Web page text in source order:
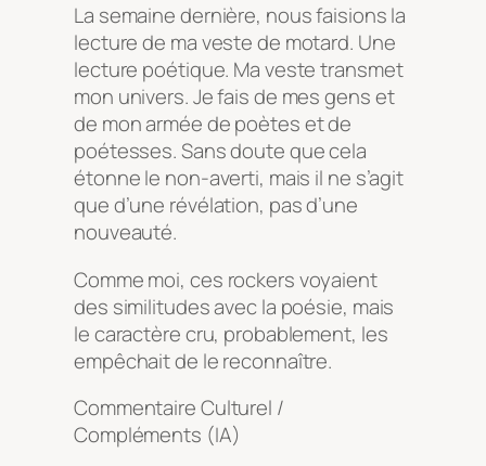
La semaine dernière, nous faisions la
lecture de ma veste de motard. Une
lecture poétique. Ma veste transmet
mon univers. Je fais de mes gens et
de mon armée de poètes et de
poétesses. Sans doute que cela
étonne le non-averti, mais il ne s’agit
que d’une révélation, pas d’une
nouveauté.
Comme moi, ces rockers voyaient
des similitudes avec la poésie, mais
le caractère cru, probablement, les
empêchait de le reconnaître.
Commentaire Culturel /
Compléments (IA)